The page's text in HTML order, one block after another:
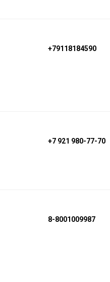
+79118184590
+7 921 980-77-70
8-8001009987